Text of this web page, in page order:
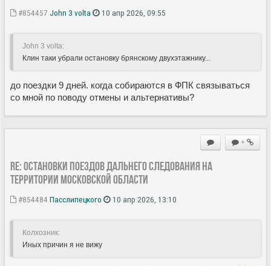
#854457 John 3 volta 10 апр 2026, 09:55
John 3 volta:
Клин таки убрали остановку брянскому двухэтажнику...
до поездки 9 дней. когда собираются в ФПК связываться
со мной по поводу отмены и альтернативы?
+
Re: Остановки поездов дальнего следования на
территории Московской области
#854484 Пасслипецкого 10 апр 2026, 13:10
Колхозник:
Иных причин я не вижу